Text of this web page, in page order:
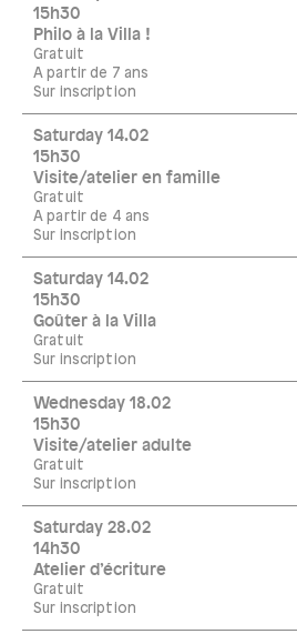
15h30
Philo à la Villa !
Gratuit
A partir de 7 ans
Sur inscription
Saturday 14.02
15h30
Visite/atelier en famille
Gratuit
A partir de 4 ans
Sur inscription
Saturday 14.02
15h30
Goûter à la Villa
Gratuit
Sur inscription
Wednesday 18.02
15h30
Visite/atelier adulte
Gratuit
Sur inscription
Saturday 28.02
14h30
Atelier d’écriture
Gratuit
Sur inscription